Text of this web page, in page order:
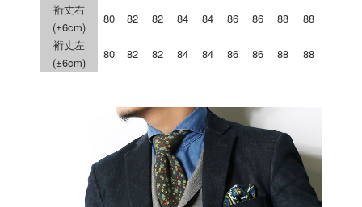
裄丈右
(±6cm)
80 82 82 84 84 86 86 88
88
裄丈左
(±6cm)
80 82 82 84 84 86 86 88 88